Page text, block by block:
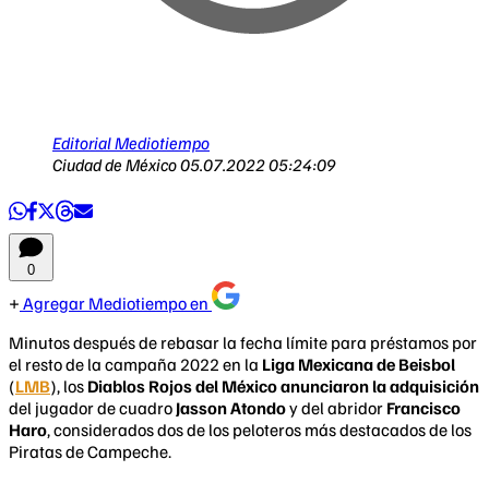
Editorial Mediotiempo
Ciudad de México05.07.2022 05:24:09
0
Agregar Mediotiempo en
Minutos después de rebasar la fecha límite para préstamos por
el resto de la campaña 2022 en la Liga Mexicana de Beisbol
(LMB), los Diablos Rojos del México anunciaron la adquisición
del jugador de cuadro Jasson Atondoy del abridor Francisco
Haro, considerados dos de los peloteros más destacados de los
Piratas de Campeche.